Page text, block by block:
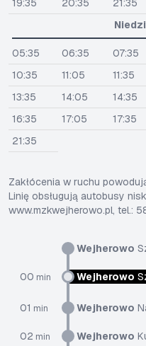
Wejherowo
00 min Wejherowo
01 min Wejherowo
02 min Wejherowo
19:35
20:35
21:35
05:35 06:35 07:35
10:35
11:05 11:35
13:35
14:05 14:35
16:35
17:05 17:35
21:35
Zakłócenia w ruchu
Linię obsługują autobusy
www.mzkwejherowo.pl, tel.: